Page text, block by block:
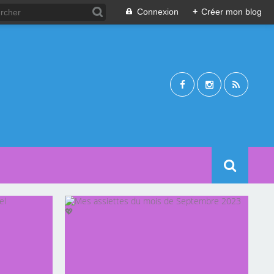
Connexion + Créer mon blog